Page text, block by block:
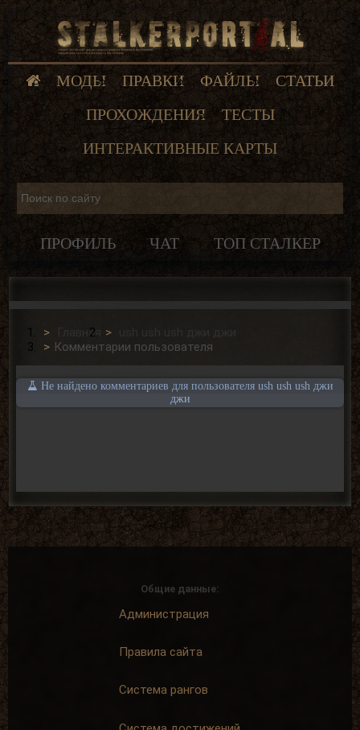
МОДЫ ПРАВКИ ФАЙЛЫ
СТАТЬИ
ПРОХОЖДЕНИЯ
ТЕСТЫ
ИНТЕРАКТИВНЫЕ КАРТЫ
ПРОФИЛЬ ЧАТ ТОП СТАЛКЕР
Главная
ush ush ush джи джи
Комментарии пользователя
Не найдено комментариев для пользователя ush ush ush джи
джи
Общие данные:
Администрация
Правила сайта
Система рангов